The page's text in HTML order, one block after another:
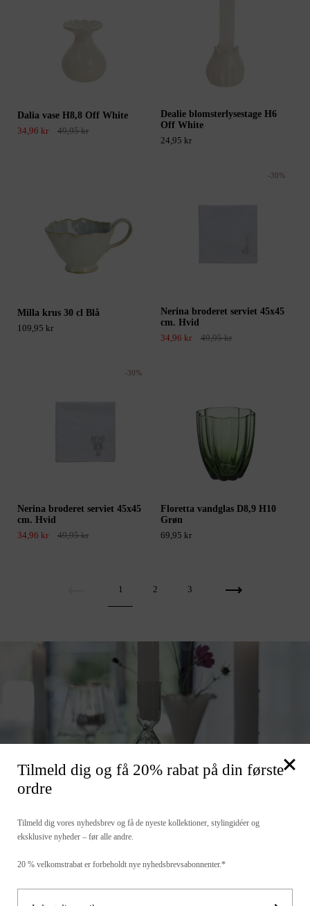
Dalia vase H8,8 Off White
34,96 kr
49,95 kr
Dealie blomsterlysestage H6
Off White
24,95 kr
Milla krus 30 cl Blå
109,95 kr
Nerina broderet serviet 45x45
cm. Hvid
34,96 kr
49,95 kr
-30%
Nerina broderet serviet 45x45
cm. Hvid
34,96 kr
49,95 kr
-30%
Floretta vandglas D8,9 H10
Grøn
69,95 kr
1 2 3 Næste
Lysestager
Tilmeld dig og få 20% rabat på din første
ordre
Tilmeld dig vores nyhedsbrev og få de nyeste kollektioner, stylingidéer og
eksklusive nyheder – før alle andre.
20 % velkomstrabat er forbeholdt nye nyhedsbrevsabonnenter.*